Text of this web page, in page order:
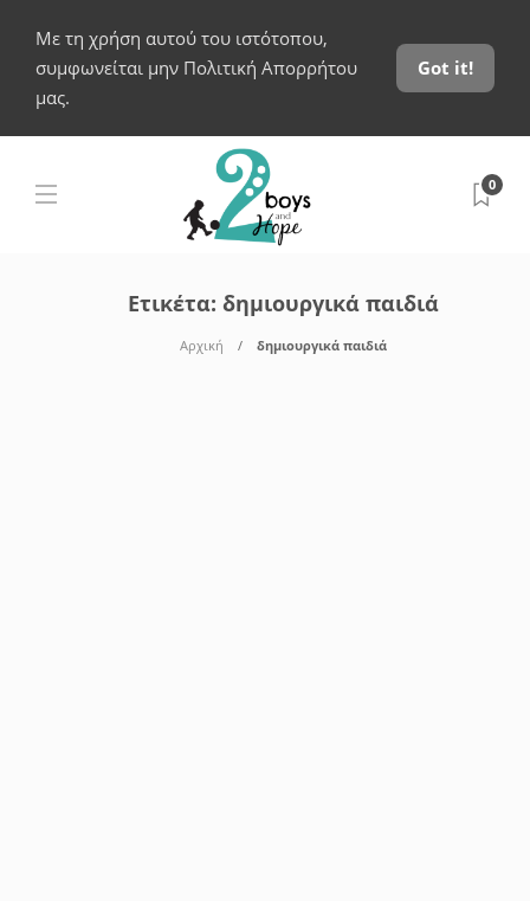
Με τη χρήση αυτού του ιστότοπου,
συμφωνείται μην Πολιτική Απορρήτου
μας.
Got it!
0
Ετικέτα: δημιουργικά παιδιά
Αρχική δημιουργικά παιδιά